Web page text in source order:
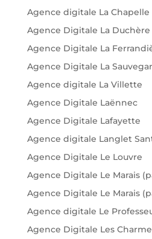
Agence digitale La Chapelle
Agence Digitale La Duchère
Agence Digitale La
Agence Digitale La
Agence digitale La Villette
Agence Digitale Laënnec
Agence Digitale Lafayette
Agence digitale Langlet
Agence Digitale Le Louvre
Agence Digitale Le Marais
Agence Digitale Le Marais
Agence digitale Le
Agence Digitale Les